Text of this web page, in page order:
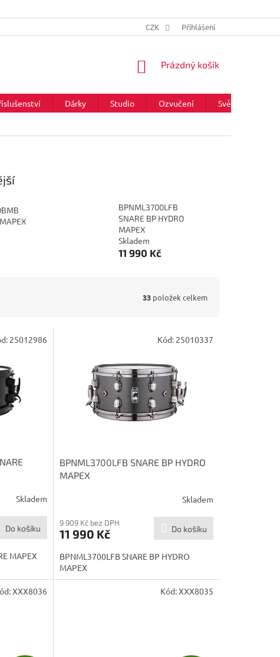
CZK Přihlášení
NÁKUPNÍ
Prázdný košík
Dárky Studio Ozvučení Světla
BPNML3700LFB
SNARE BP HYDRO
MAPEX
Skladem
11 990 Kč
33 položek celkem
Skladem
Do košíku
MAPEX
25012986
BPNML3700LFB SNARE BP HYDRO
MAPEX
Skladem
9 909 Kč bez DPH
11 990 Kč Do košíku
BPNML3700LFB SNARE BP HYDRO
MAPEX
Kód: 25010337
XXX8036 Kód:XXX8035